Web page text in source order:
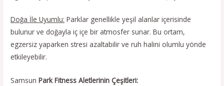
Doğa İle Uyumlu: Parklar genellikle yeşil alanlar içerisinde
bulunur ve doğayla iç içe bir atmosfer sunar. Bu ortam,
egzersiz yaparken stresi azaltabilir ve ruh halini olumlu yönde
etkileyebilir.
SamsunPark Fitness Aletlerinin Çeşitleri: